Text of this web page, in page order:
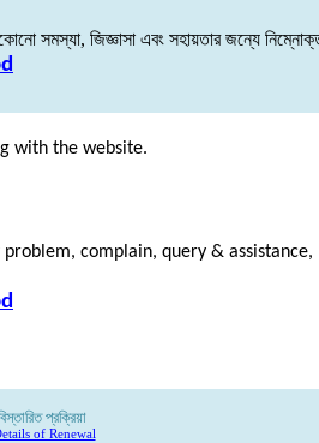
সমস্যা,জিজ্ঞাসা এবং সহায়তার জন্যে
with the website.
complain, query &
প্রক্রিয়া
of Renewal